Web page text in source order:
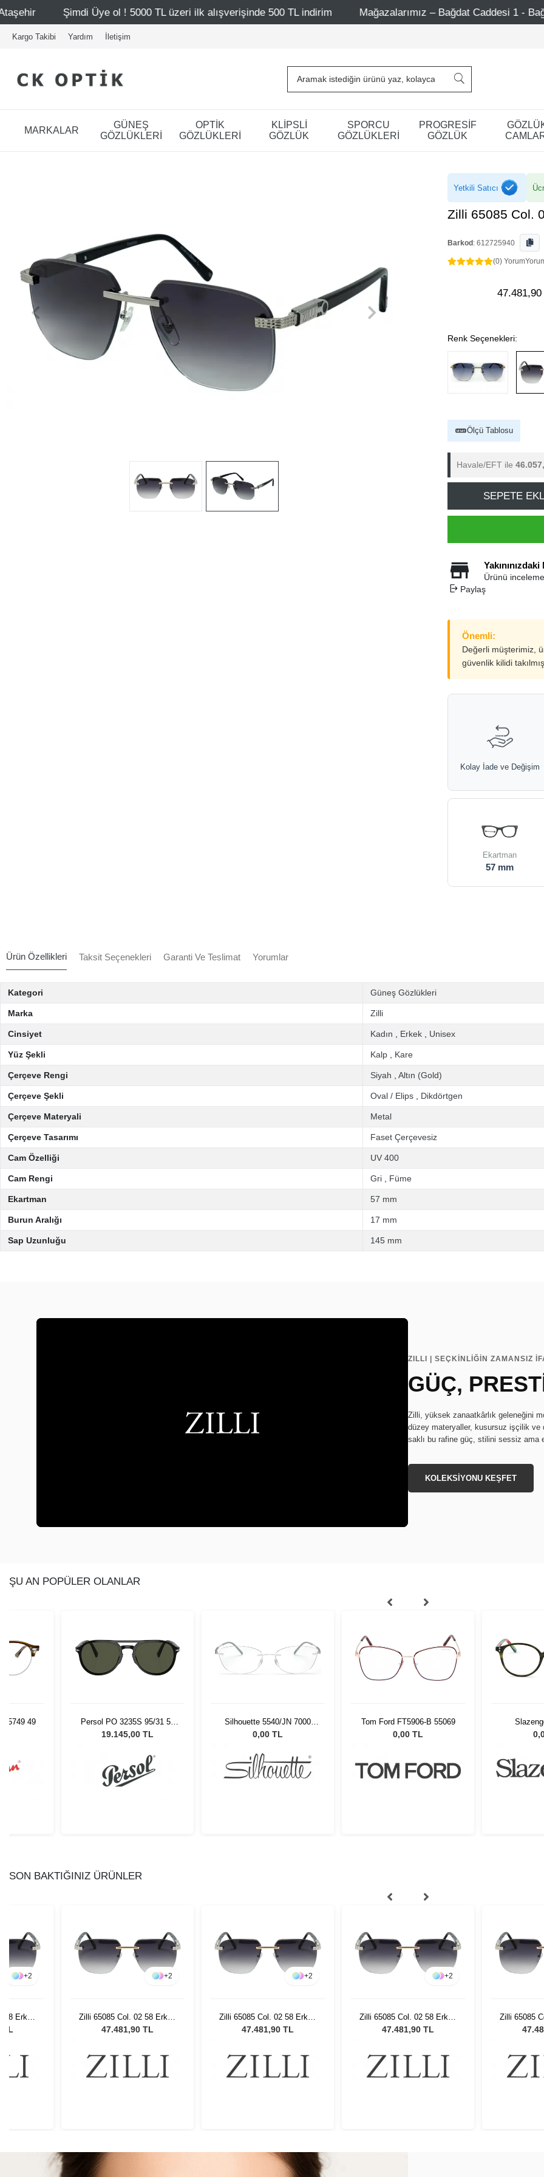
Üye ol ! 5000 TL üzeri ilk alışverişinde 500 TL indirim Mağazalarımız – Bağdat Caddesi 1 - Bağdat Caddesi 2 -
Kargo Takibi Yardım İletişim
MARKALAR
GÜNEŞ
GÖZLÜKLERİ
OPTİK
GÖZLÜKLERİ
KLİPSLİ
GÖZLÜK
SPORCU
GÖZLÜKLERİ
PROGRESİF
GÖZLÜK
Yetkili Satıcı
Zilli 65085 Col.
Barkod : 612725940
(0) Yorum
47.481,90
Renk Seçenekleri:
Ölçü Tablosu
Havale/EFT ile
SEPETE
Ürünü
Paylaş
Önemli:
Değerli müşterimiz,
güvenlik kilidi
Kolay İade ve Değişim
Ekartman
57 mm
Ürün Özellikleri Taksit Seçenekleri Garanti Ve Teslimat Yorumlar
Kategori Güneş Gözlükleri
Marka Zilli
Cinsiyet Kadın Erkek Unisex
Yüz Şekli Kalp Kare
Çerçeve Rengi Siyah Altın (Gold)
Çerçeve Şekli Oval / Elips Dikdörtgen
Çerçeve Materyali Metal
Çerçeve Tasarımı Faset Çerçevesiz
Cam Özelliği UV 400
Cam Rengi Gri Füme
Ekartman 57 mm
Burun Aralığı 17 mm
Sap Uzunluğu 145 mm
ZILLI | SEÇKİNLİĞİN ZAMANSIZ
GÜÇ,
Zilli, yüksek zanaatkârlık geleneğini
düzey materyaller, kusursuz işçilik ve
saklı bu rafine güç, stilini sessiz ama
KOLEKSİYONU KEŞFET
ŞU AN POPÜLER OLANLAR
95/31 55
Silhouette 5540/JN 7000
53/17
0,00 TL
Tom Ford FT5906-B 55069
0,00 TL
+4
Slazenger 8446 C5
0,00 TL
Vogue
SON BAKTIĞINIZ ÜRÜNLER
+2
Erkek
TL
+2
Zilli 65085 Col. 02 58 Erkek
Güneş Gözlüğü
47.481,90 TL
+2
Zilli 65085 Col. 02 58 Erkek
Güneş Gözlüğü
47.481,90 TL
+2
Zilli 65085 Col. 02 58 Erkek
Güneş Gözlüğü
47.481,90 TL
Zilli 65085